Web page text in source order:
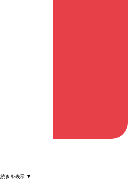
続きを表示 ▼